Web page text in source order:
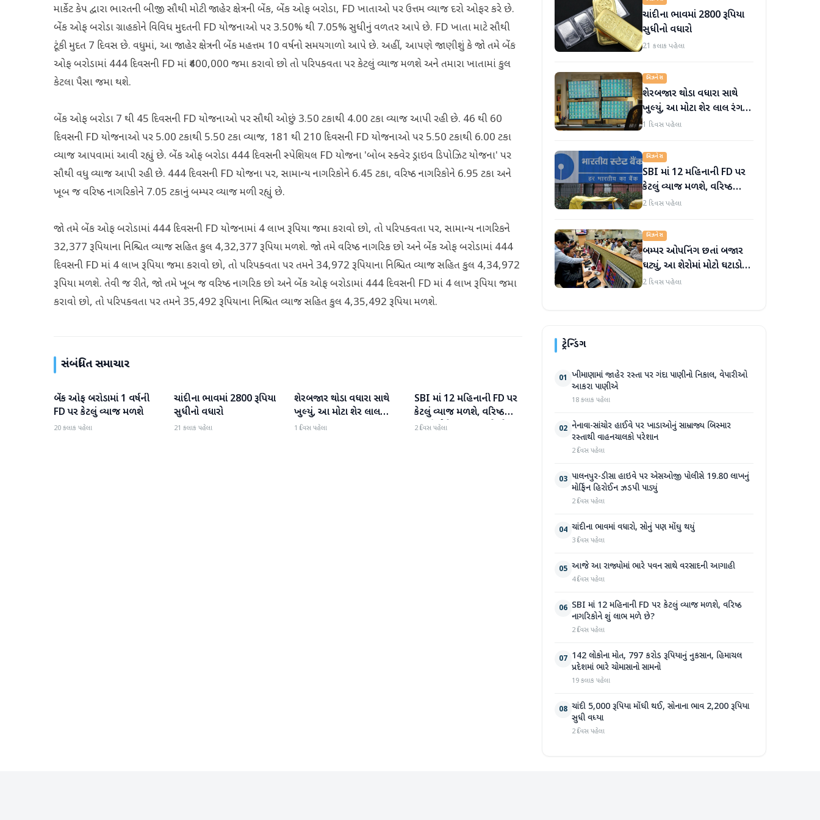
માર્કેટ કેપ દ્વારા ભારતની બીજી સૌથી મોટી જાહેર ક્ષેત્રની બેંક, બેંક ઓફ બરોડા, FD ખાતાઓ પર ઉત્તમ વ્યાજ દરો ઓફર કરે છે.
બેંક ઓફ બરોડા ગ્રાહકોને વિવિધ મુદતની FD યોજનાઓ પર 3.50% થી 7.05% સુધીનું વળતર આપે છે. FD ખાતા માટે સૌથી
ટૂંકી મુદત 7 દિવસ છે. વધુમાં, આ જાહેર ક્ષેત્રની બેંક મહત્તમ 10 વર્ષનો સમયગાળો આપે છે. અહીં, આપણે જાણીશું કે જો તમે બેંક
ઓફ બરોડામાં 444 દિવસની FD માં ₹400,000 જમા કરાવો છો તો પરિપક્વતા પર કેટલું વ્યાજ મળશે અને તમારા ખાતામાં કુલ
કેટલા પૈસા જમા થશે.
બેંક ઓફ બરોડા 7 થી 45 દિવસની FD યોજનાઓ પર સૌથી ઓછું 3.50 ટકાથી 4.00 ટકા વ્યાજ આપી રહી છે. 46 થી 60
દિવસની FD યોજનાઓ પર 5.00 ટકાથી 5.50 ટકા વ્યાજ, 181 થી 210 દિવસની FD યોજનાઓ પર 5.50 ટકાથી 6.00 ટકા
વ્યાજ આપવામાં આવી રહ્યું છે. બેંક ઓફ બરોડા 444 દિવસની સ્પેશિયલ FD યોજના 'બોબ સ્ક્વેર ડ્રાઇવ ડિપોઝિટ યોજના' પર
સૌથી વધુ વ્યાજ આપી રહી છે. 444 દિવસની FD યોજના પર, સામાન્ય નાગરિકોને 6.45 ટકા, વરિષ્ઠ નાગરિકોને 6.95 ટકા અને
ખૂબ જ વરિષ્ઠ નાગરિકોને 7.05 ટકાનું બમ્પર વ્યાજ મળી રહ્યું છે.
જો તમે બેંક ઓફ બરોડામાં 444 દિવસની FD યોજનામાં 4 લાખ રૂપિયા જમા કરાવો છો, તો પરિપક્વતા પર, સામાન્ય નાગરિકને
32,377 રૂપિયાના નિશ્ચિત વ્યાજ સહિત કુલ 4,32,377 રૂપિયા મળશે. જો તમે વરિષ્ઠ નાગરિક છો અને બેંક ઓફ બરોડામાં 444
દિવસની FD માં 4 લાખ રૂપિયા જમા કરાવો છો, તો પરિપક્વતા પર તમને 34,972 રૂપિયાના નિશ્ચિત વ્યાજ સહિત કુલ 4,34,972
રૂપિયા મળશે. તેવી જ રીતે, જો તમે ખૂબ જ વરિષ્ઠ નાગરિક છો અને બેંક ઓફ બરોડામાં 444 દિવસની FD માં 4 લાખ રૂપિયા જમા
કરાવો છો, તો પરિપક્વતા પર તમને 35,492 રૂપિયાના નિશ્ચિત વ્યાજ સહિત કુલ 4,35,492 રૂપિયા મળશે.
સંબંધિત સમાચાર
બિઝનેસ
બેંક ઓફ બરોડામાં 1 વર્ષની
FD પર કેટલું વ્યાજ મળશે
20 કલાક પહેલા
બિઝનેસ
ચાંદીના ભાવમાં 2800 રૂપિયા
સુધીનો વધારો
21 કલાક પહેલા
બિઝનેસ
શેરબજાર થોડા વધારા સાથે
ખુલ્યું, આ મોટા શેર લાલ
રંગમાં ખુલ્યા
1 દિવસ પહેલા
બિઝનેસ
SBI માં 12 મહિનાની FD પર
કેટલું વ્યાજ મળશે, વરિષ્ઠ
નાગરિકોને શું લાભ મળે છે?
2 દિવસ પહેલા
ચાંદીના ભાવમાં 2800 રૂપિયા
સુધીનો વધારો
21 કલાક પહેલા
બિઝનેસ
શેરબજાર થોડા વધારા સાથે
ખુલ્યું, આ મોટા શેર લાલ રંગમાં
ખુલ્યા
1 દિવસ પહેલા
બિઝનેસ
SBI માં 12 મહિનાની FD પર
કેટલું વ્યાજ મળશે, વરિષ્ઠ
નાગરિકોને શું લાભ મળે છે?
2 દિવસ પહેલા
બિઝનેસ
બમ્પર ઓપનિંગ છતાં બજાર
ઘટ્યું, આ શેરોમાં મોટો ઘટાડો
જોવા મળ્યો
2 દિવસ પહેલા
ટ્રેન્ડિંગ
01 ખીમાણામાં જાહેર રસ્તા પર ગંદા પાણીનો નિકાલ, વેપારીઓ
આકરા પાણીએ
18 કલાક પહેલા
02 નેનાવા-સાંચોર હાઈવે પર ખાડાઓનું સામ્રાજ્ય બિસ્માર
રસ્તાથી વાહનચાલકો પરેશાન
2 દિવસ પહેલા
03 પાલનપુર-ડીસા હાઇવે પર એસઓજી પોલીસે 19.80 લાખનું
મોર્ફિન હિરોઈન ઝડપી પાડ્યું
2 દિવસ પહેલા
04 ચાંદીના ભાવમાં વધારો, સોનું પણ મોંઘુ થયું
3 દિવસ પહેલા
05 આજે આ રાજ્યોમાં ભારે પવન સાથે વરસાદની આગાહી
4 દિવસ પહેલા
06 SBI માં 12 મહિનાની FD પર કેટલું વ્યાજ મળશે, વરિષ્ઠ
નાગરિકોને શું લાભ મળે છે?
2 દિવસ પહેલા
07 142 લોકોના મોત, 797 કરોડ રૂપિયાનું નુકસાન, હિમાચલ
પ્રદેશમાં ભારે ચોમાસાનો સામનો
19 કલાક પહેલા
08 ચાંદી 5,000 રૂપિયા મોંઘી થઈ, સોનાના ભાવ 2,200 રૂપિયા
સુધી વધ્યા
2 દિવસ પહેલા